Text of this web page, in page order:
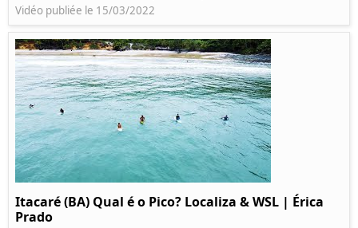
Vidéo publiée le 15/03/2022
Itacaré (BA) Qual é o Pico? Localiza & WSL | Érica
Prado​